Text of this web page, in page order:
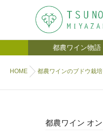
都農ワイン物語
HOME 都農ワインのブドウ栽
都農ワイン オ